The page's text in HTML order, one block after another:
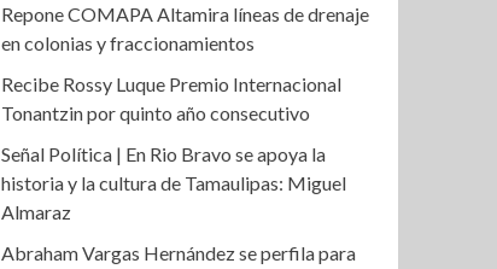
Repone COMAPA Altamira líneas de drenaje
en colonias y fraccionamientos
Recibe Rossy Luque Premio Internacional
Tonantzin por quinto año consecutivo
Señal Política | En Rio Bravo se apoya la
historia y la cultura de Tamaulipas: Miguel
Almaraz
Abraham Vargas Hernández se perfila para